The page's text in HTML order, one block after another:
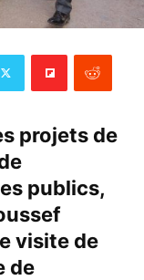
projets de
publics,
visite de
de